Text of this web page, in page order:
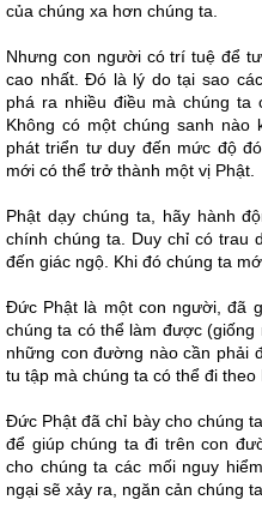
của chúng xa hơn chúng ta.
Nhưng con người có trí tuệ để
cao nhất. Đó là lý do tại sao
phá ra nhiều điều mà chúng
Không có một chúng sanh
phát triển tư duy đến mức độ
mới có thể trở thành một vị Phật.
Phật dạy chúng ta, hãy hành
chính chúng ta. Duy chỉ có trau
đến giác ngộ. Khi đó chúng ta
Đức Phật là một con người, đã
chúng ta có thể làm được
những con đường nào cần phải
tu tập mà chúng ta có thể đi
Đức Phật đã chỉ bày cho chúng
để giúp chúng ta đi trên con
cho chúng ta các mối nguy
ngại sẽ xảy ra, ngăn cản chúng